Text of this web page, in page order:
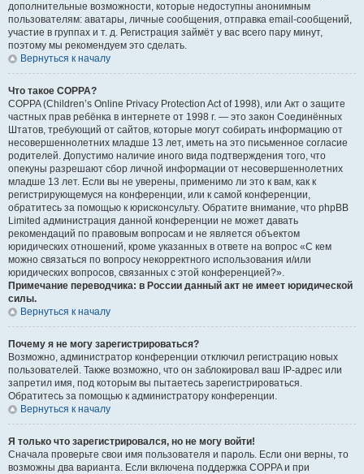
дополнительные возможности, которые недоступны анонимным
пользователям: аватары, личные сообщения, отправка email-сообщений,
участие в группах и т. д. Регистрация займёт у вас всего пару минут,
поэтому мы рекомендуем это сделать.
Вернуться к началу
Что такое COPPA?
COPPA (Children’s Online Privacy Protection Act of 1998), или Акт о защите
частных прав ребёнка в интернете от 1998 г. — это закон Соединённых
Штатов, требующий от сайтов, которые могут собирать информацию от
несовершеннолетних младше 13 лет, иметь на это письменное согласие
родителей. Допустимо наличие иного вида подтверждения того, что
опекуны разрешают сбор личной информации от несовершеннолетних
младше 13 лет. Если вы не уверены, применимо ли это к вам, как к
регистрирующемуся на конференции, или к самой конференции,
обратитесь за помощью к юрисконсульту. Обратите внимание, что phpBB
Limited администрация данной конференции не может давать
рекомендаций по правовым вопросам и не является объектом
юридических отношений, кроме указанных в ответе на вопрос «С кем
можно связаться по вопросу некорректного использования и/или
юридических вопросов, связанных с этой конференцией?».
Примечание переводчика: в России данный акт не имеет юридической
силы.
Вернуться к началу
Почему я не могу зарегистрироваться?
Возможно, администратор конференции отключил регистрацию новых
пользователей. Также возможно, что он заблокировал ваш IP-адрес или
запретил имя, под которым вы пытаетесь зарегистрироваться.
Обратитесь за помощью к администратору конференции.
Вернуться к началу
Я только что зарегистрировался, но не могу войти!
Сначала проверьте свои имя пользователя и пароль. Если они верны, то
возможны два варианта. Если включена поддержка COPPA и при